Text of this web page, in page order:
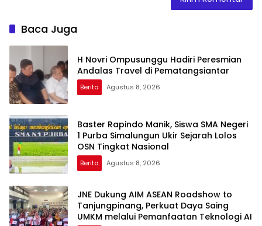
Baca Juga
H Novri Ompusunggu Hadiri Peresmian
Andalas Travel di Pematangsiantar
Berita Agustus 8, 2026
Baster Rapindo Manik, Siswa SMA Negeri
1 Purba Simalungun Ukir Sejarah Lolos
OSN Tingkat Nasional
Berita Agustus 8, 2026
JNE Dukung AIM ASEAN Roadshow to
Tanjungpinang, Perkuat Daya Saing
UMKM melalui Pemanfaatan Teknologi AI